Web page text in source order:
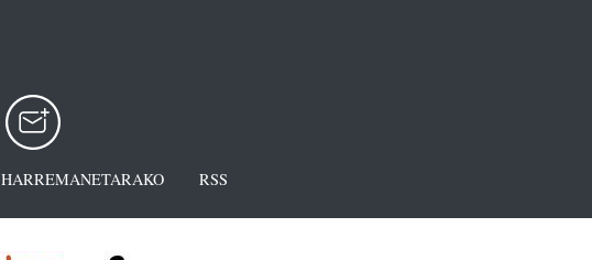
HARREMANETARAKO RSS